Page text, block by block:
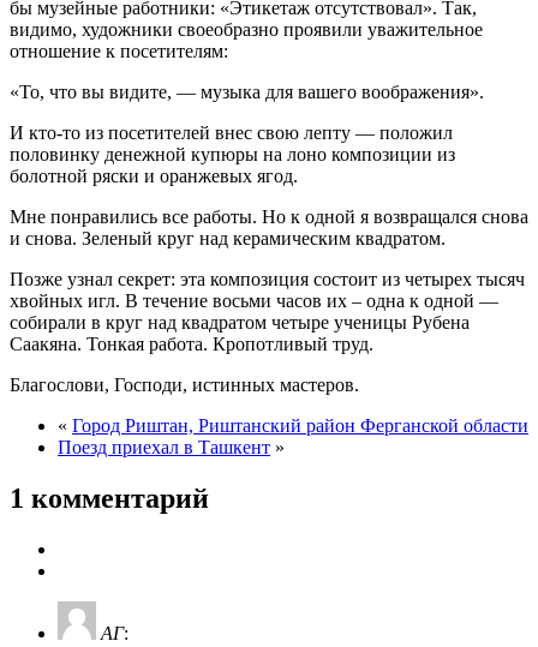
бы музейные работники: «Этикетаж отсутствовал». Так,
видимо, художники своеобразно проявили уважительное
отношение к посетителям:
«То, что вы видите, — музыка для вашего воображения».
И кто-то из посетителей внес свою лепту — положил
половинку денежной купюры на лоно композиции из
болотной ряски и оранжевых ягод.
Мне понравились все работы. Но к одной я возвращался снова
и снова. Зеленый круг над керамическим квадратом.
Позже узнал секрет: эта композиция состоит из четырех тысяч
хвойных игл. В течение восьми часов их – одна к одной —
собирали в круг над квадратом четыре ученицы Рубена
Саакяна. Тонкая работа. Кропотливый труд.
Благослови, Господи, истинных мастеров.
« Город Риштан, Риштанский район Ферганской области
Поезд приехал в Ташкент »
1 комментарий
АГ: